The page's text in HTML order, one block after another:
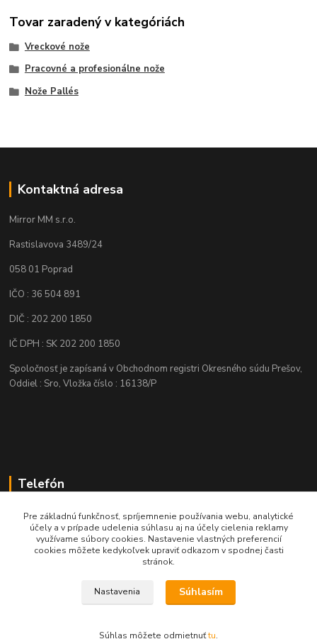
Tovar zaradený v kategóriách
Vreckové nože
Pracovné a profesionálne nože
Nože Pallés
Kontaktná adresa
Mirror MM s.r.o.
Rastislavova 3489/24
058 01 Poprad
IČO : 36 504 891
DIČ : 202 200 1850
IČ DPH : SK 202 200 1850
Spoločnosť je zapísaná v Obchodnom registri Okresného súdu Prešov,
Oddiel : Sro, Vložka číslo : 16138/P
Telefón
+421 905 622 625
obchod@nozeplus.sk
Pre základnú funkčnosť, spríjemnenie používania webu, analytické
účely a v prípade udelenia súhlasu aj na účely cielenia reklamy
využívame súbory cookies. Nastavenie vlastných preferencií
cookies môžete kedykoľvek upraviť odkazom v spodnej časti
stránok.
Nastavenia Súhlasím
Súhlas môžete odmietnuťtu.